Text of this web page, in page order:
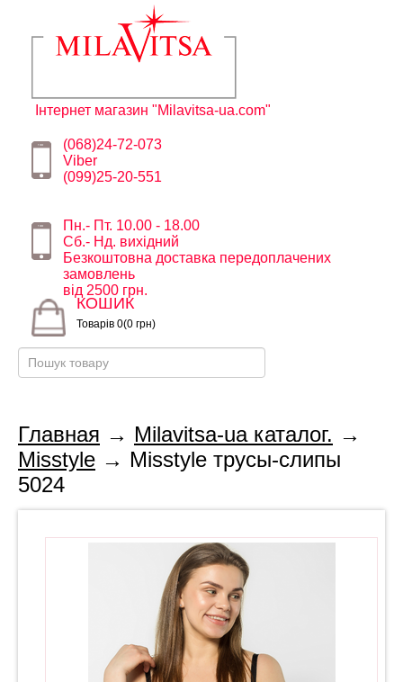
Інтернет магазин "Milavitsa-ua.com"
(068)24-72-073
Viber
(099)25-20-551
Пн.- Пт. 10.00 - 18.00
Сб.- Нд. вихідний
Безкоштовна доставка передоплачених
замовлень
від 2500 грн.
КОШИК
Товарів 0(0 грн)
Главная → Milavitsa-ua каталог. →
Misstyle → Misstyle трусы-слипы
5024